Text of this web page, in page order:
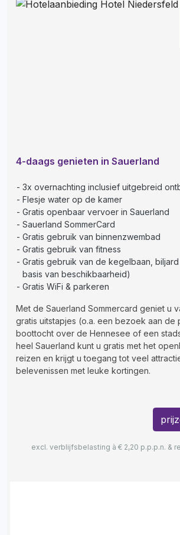
4-daags genieten in Sauerland
3x overnachting inclusief uitgebreid
Flesje water op de kamer
Gratis openbaar vervoer in Sauerland
Sauerland SommerCard
Gratis gebruik van binnenzwembad
Gratis gebruik van fitness
Gratis gebruik van de kegelbaan,
basis van beschikbaarheid)
Gratis WiFi & parkeren
Met de Sauerland Sommercard geniet u
gratis uitstapjes (o.a. een bezoek aan de
boottocht over de Hennesee of een
heel Sauerland kunt u gratis met het
reizen en krijgt u toegang tot veel
belevenissen met leuke kortingen.
excl. verblijfsbelasting à € 2,20 p.p.p.n. &